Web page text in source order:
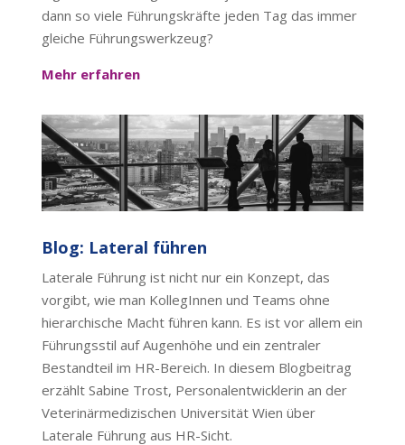
dann so viele Führungskräfte jeden Tag das immer
gleiche Führungswerkzeug?
Mehr erfahren
Blog: Lateral führen
Laterale Führung ist nicht nur ein Konzept, das
vorgibt, wie man KollegInnen und Teams ohne
hierarchische Macht führen kann. Es ist vor allem ein
Führungsstil auf Augenhöhe und ein zentraler
Bestandteil im HR-Bereich. In diesem Blogbeitrag
erzählt Sabine Trost, Personalentwicklerin an der
Veterinärmedizischen Universität Wien über
Laterale Führung aus HR-Sicht.